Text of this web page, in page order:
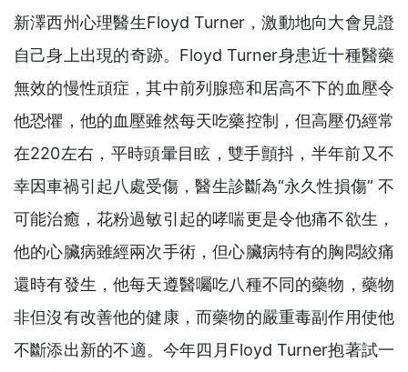
新澤西州心理醫生Floyd Turner，激動地向大會見證
自己身上出現的奇跡。Floyd Turner身患近十種醫藥
無效的慢性頑症，其中前列腺癌和居高不下的血壓令
他恐懼，他的血壓雖然每天吃藥控制，但高壓仍經常
在220左右，平時頭暈目眩，雙手顫抖，半年前又不
幸因車禍引起八處受傷，醫生診斷為“永久性損傷” 不
可能治癒，花粉過敏引起的哮喘更是令他痛不欲生，
他的心臟病雖經兩次手術，但心臟病特有的胸悶絞痛
還時有發生，他每天遵醫囑吃八種不同的藥物，藥物
非但沒有改善他的健康，而藥物的嚴重毒副作用使他
不斷添出新的不適。今年四月Floyd Turner抱著試一